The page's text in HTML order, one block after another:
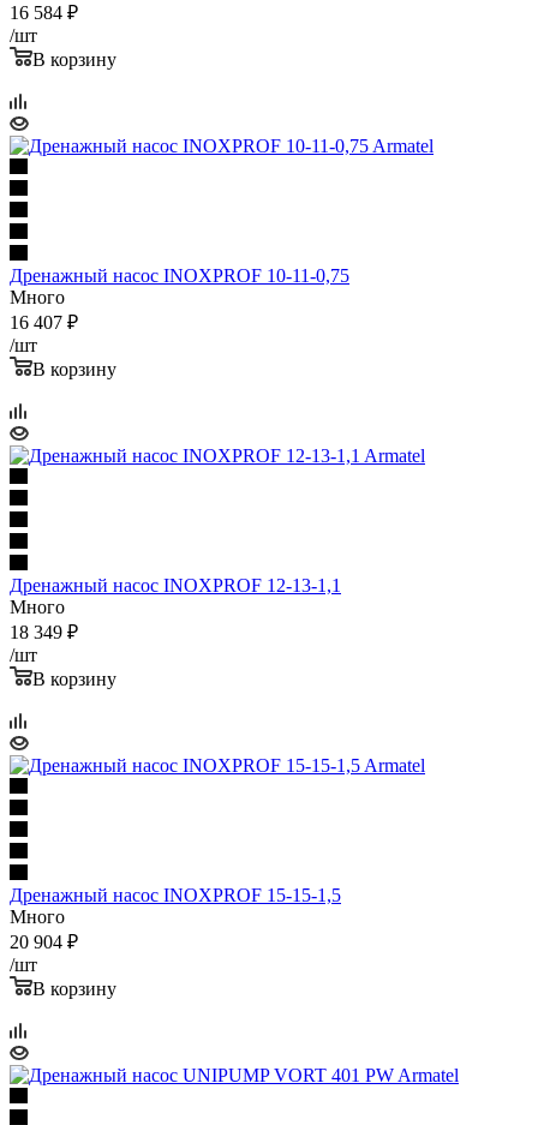
16 584 ₽
/шт
В корзину
Дренажный насос INOXPROF 10-11-0,75
Много
16 407 ₽
/шт
В корзину
Дренажный насос INOXPROF 12-13-1,1
Много
18 349 ₽
/шт
В корзину
Дренажный насос INOXPROF 15-15-1,5
Много
20 904 ₽
/шт
В корзину